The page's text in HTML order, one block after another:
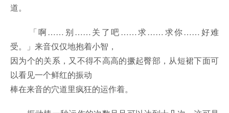
道。
「啊……别……关了吧……求……求你……好难
受。」来音仅仅地抱着小智，
因为个的关系，又不得不高高的撅起臀部，从短裙下面可
以看见一个鲜红的振动
棒在来音的穴道里疯狂的运作着。